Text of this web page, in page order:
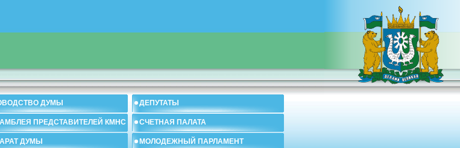
ДУМЫ ДЕПУТАТЫ
ПРЕДСТАВИТЕЛЕЙ КМНС СЧЕТНАЯ ПАЛАТА
ДУМЫ МОЛОДЕЖНЫЙ ПАРЛАМЕНТ